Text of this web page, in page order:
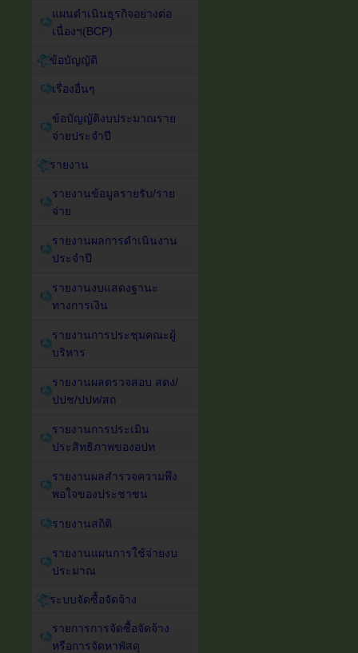
แผนดำเนินธุรกิจอย่างต่อ
เนื่องฯ(BCP)
ข้อบัญญัติ
เรื่องอื่นๆ
ข้อบัญญัติงบประมาณราย
จ่ายประจำปี
รายงาน
รายงานข้อมูลรายรับ/ราย
จ่าย
รายงานผลการดำเนินงาน
ประจำปี
รายงานงบแสดงฐานะ
ทางการเงิน
รายงานการประชุมคณะผู้
บริหาร
รายงานผลตรวจสอบ สตง/
ปปช/ปปท/สถ
รายงานการประเมิน
ประสิทธิภาพของอปท
รายงานผลสำรวจความพึง
พอใจของประชาชน
รายงานสถิติ
รายงานแผนการใช้จ่ายงบ
ประมาณ
ระบบจัดซื้อจัดจ้าง
รายการการจัดซื้อจัดจ้าง
หรือการจัดหาพัสดุ